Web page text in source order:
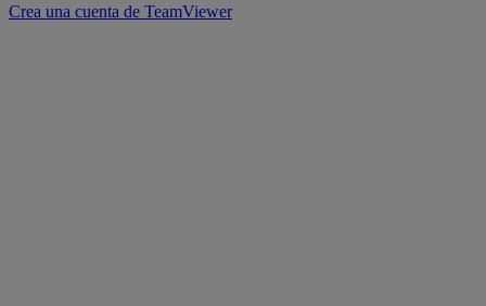
Crea una cuenta de TeamViewer